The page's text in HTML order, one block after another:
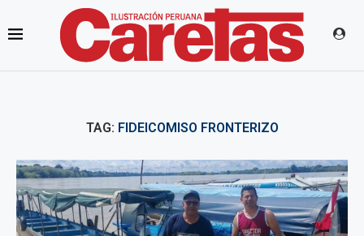
TAG: FIDEICOMISO FRONTERIZO